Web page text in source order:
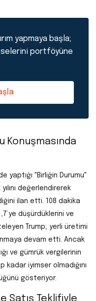
yapmaya başla;
portföyüne
Konuşmasında
yaptığı "Birliğin Durumu"
değerlendirerek
ilan etti. 108 dakika
düşürdüklerini ve
Trump; yerli üretimi
devam etti. Ancak
ve gümrük vergilerinin
iyimser olmadığını
gösteriyor.
Satış Teklifiyle